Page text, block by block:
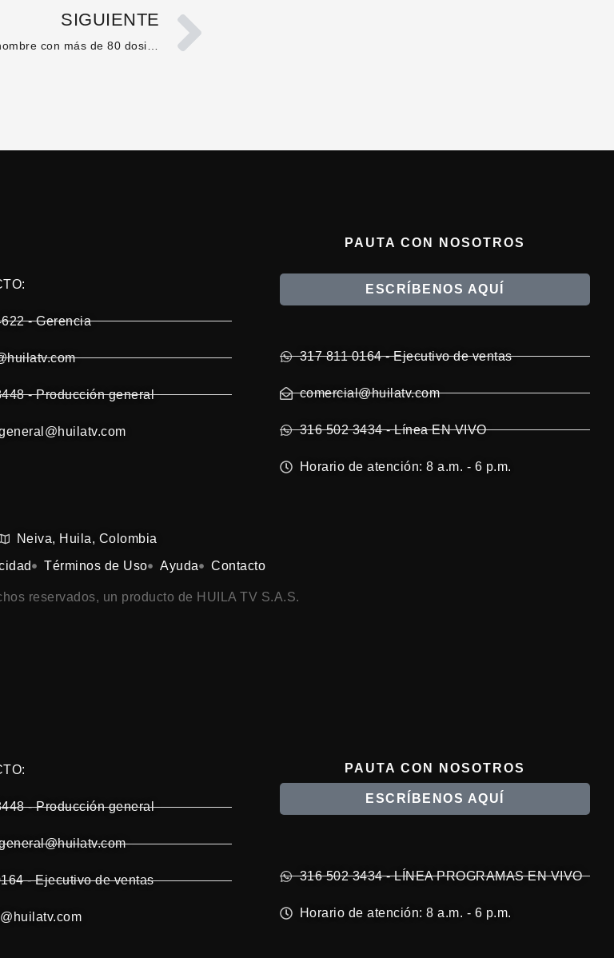
SIGUIENTE
- Gerencia
- Producción general
PAUTA CON NOSOTROS
ESCRÍBENOS AQUÍ
317 811 0164 - Ejecutivo de ventas
comercial@huilatv.com
316 502 3434 - Línea EN VIVO
Horario de atención: 8 a.m. - 6 p.m.
Neiva, Huila, Colombia
Términos de Uso Ayuda Contacto
reservados, un producto de HUILA TV S.A.S.
- Producción general
- Ejecutivo de ventas
PAUTA CON NOSOTROS
ESCRÍBENOS AQUÍ
316 502 3434 - LÍNEA PROGRAMAS EN VIVO
Horario de atención: 8 a.m. - 6 p.m.